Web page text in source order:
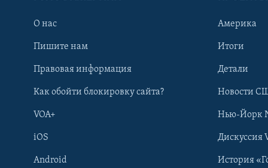
О нас
Пишите нам
Правовая информация
Как обойти блокировку сайта?
VOA+
iOS
Android
Америка
Итоги
Детали
Новости
Нью-Йорк
Дискуссия
История